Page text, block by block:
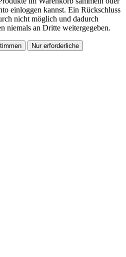
einloggen kannst. Ein Rückschluss
nicht möglich und dadurch
niemals an Dritte weitergegeben.
Nur erforderliche